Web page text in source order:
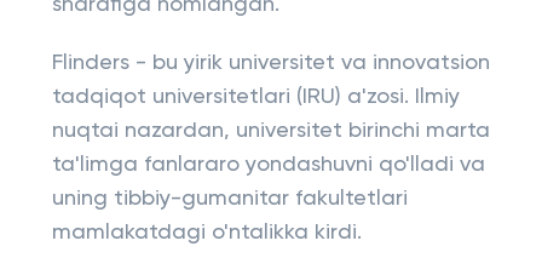
sharafiga nomlangan.
Flinders - bu yirik universitet va innovatsion
tadqiqot universitetlari (IRU) a'zosi. Ilmiy
nuqtai nazardan, universitet birinchi marta
ta'limga fanlararo yondashuvni qo'lladi va
uning tibbiy-gumanitar fakultetlari
mamlakatdagi o'ntalikka kirdi.